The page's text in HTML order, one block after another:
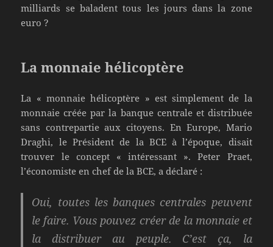
milliards se baladent tous les jours dans la zone
euro ?
La monnaie hélicoptère
La « monnaie hélicoptère » est simplement de la
monnaie créée par la banque centrale et distribuée
sans contrepartie aux citoyens. En Europe, Mario
Draghi, le Président de la BCE à l’époque, disait
trouver le concept « intéressant ». Peter Praet,
l’économiste en chef de la BCE, a déclaré :
Oui, toutes les banques centrales peuvent
le faire. Vous pouvez créer de la monnaie et
la distribuer au peuple. C’est ça, la